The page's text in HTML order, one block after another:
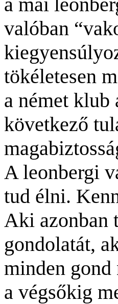
valóban
tökéletesen
a német klub
következő
A leonbergi
tud élni.
Aki azonban
gondolatát,
minden
a végsőkig